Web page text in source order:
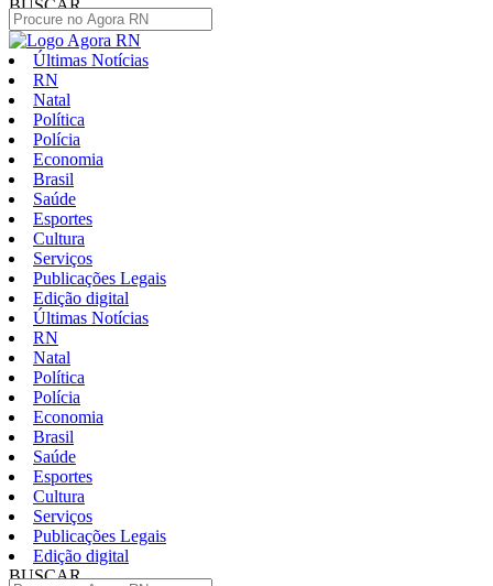
BUSCAR
Últimas Notícias
RN
Natal
Política
Polícia
Economia
Brasil
Saúde
Esportes
Cultura
Serviços
Publicações Legais
Edição digital
Últimas Notícias
RN
Natal
Política
Polícia
Economia
Brasil
Saúde
Esportes
Cultura
Serviços
Publicações Legais
Edição digital
BUSCAR